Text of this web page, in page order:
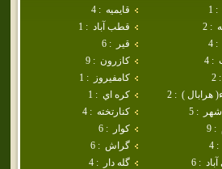
:
1 قايميه :
4
:
2 قطب آباد :
1
:
4 قير :
6
:
4 كازرون :
9
:
2 كامفيروز :
1
هرابال ) :
2 كره اي :
1
:
5 كنارتخته :
4
:
9 كوار :
6
:
4 گراش :
6
:
6 گله دار :
4